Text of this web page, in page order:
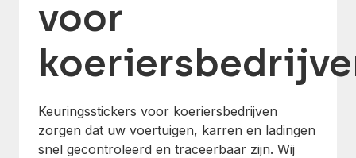
voor
Keuringsstickers voor koeriersbedrijven
zorgen dat uw voertuigen, karren en ladingen
snel gecontroleerd en traceerbaar zijn. Wij